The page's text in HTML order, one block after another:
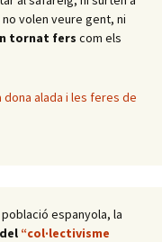
volen veure gent, ni
tornat fers com els
dona alada i les feres de
espanyola, la
“col·lectivisme